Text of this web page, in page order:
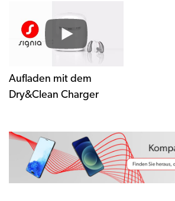
Aufladen mit dem
Dry&Clean Charger